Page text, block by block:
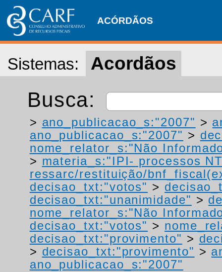
ACÓRDÃOS
Sistemas: Acordãos
Busca:
> ano_publicacao_s:"2007" >
ano_publicacao_s:"2007" >
nome_relator_s:"Não
> materia_s:"IPI- processos
ressarc/restituição/
decisao_txt:"votos" >
decisao_txt:"unanimidade" >
nome_relator_s:"Não
decisao_txt:"votos" >
decisao_txt:"provimento" >
> decisao_txt:"provimento" >
ano_publicacao_s:"2007"